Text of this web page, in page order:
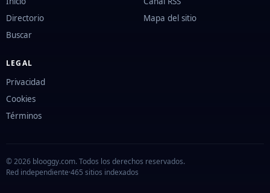
Directorio
Buscar
Mapa del sitio
LEGAL
Privacidad
Cookies
Términos
© 2026 blooggy.com. Todos los derechos reservados.
Red independiente·465 sitios indexados